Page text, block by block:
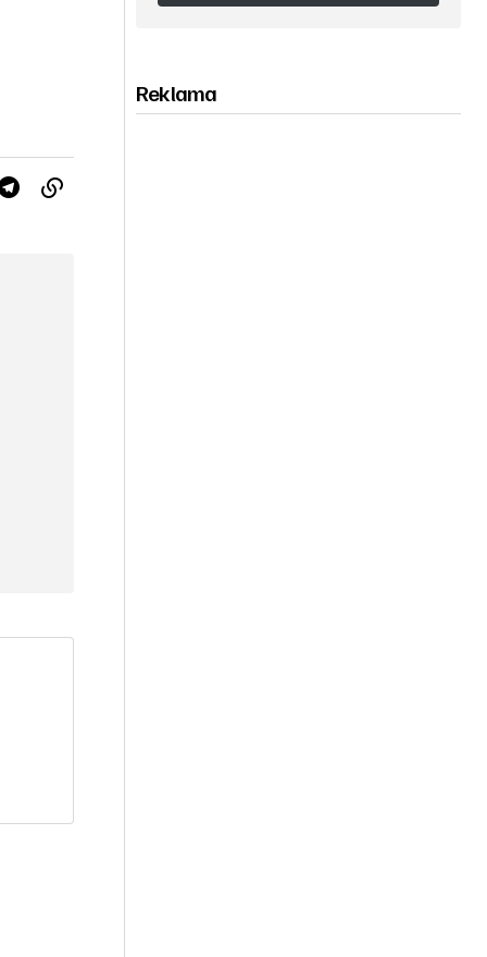
Obserwuj nas na Instagramie
Reklama